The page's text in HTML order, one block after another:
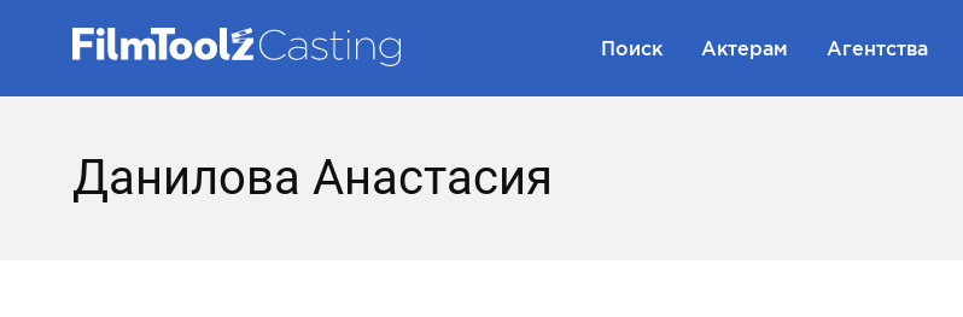
Поиск Актерам Агентства
Данилова Анастасия